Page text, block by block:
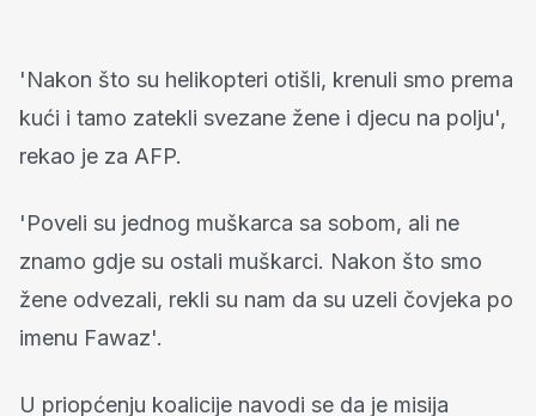
'Nakon što su helikopteri otišli, krenuli smo prema
kući i tamo zatekli svezane žene i djecu na polju',
rekao je za AFP.
'Poveli su jednog muškarca sa sobom, ali ne
znamo gdje su ostali muškarci. Nakon što smo
žene odvezali, rekli su nam da su uzeli čovjeka po
imenu Fawaz'.
U priopćenju koalicije navodi se da je misija